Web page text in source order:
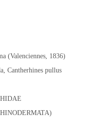
(Valenciennes, 1836)
Cantherhines pullus